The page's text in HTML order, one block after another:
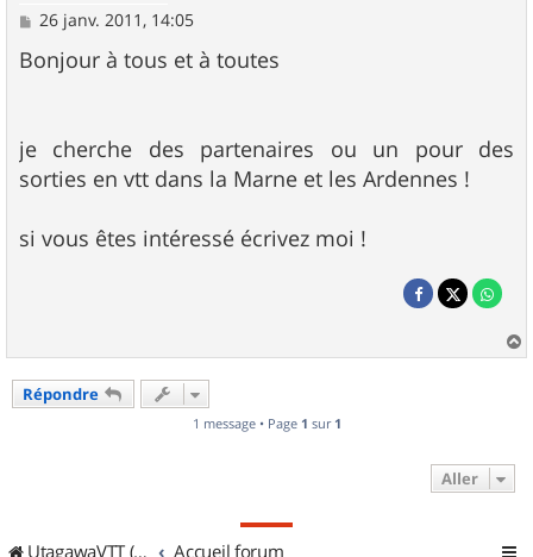
M
s
s
26 janv. 2011, 14:05
Bonjour à tous et à toutes
je cherche des partenaires ou un pour des
sorties en vtt dans la Marne et les Ardennes !
si vous êtes intéressé écrivez moi !
a
Répondre
1 message • Page 1 sur 1
Aller
UtagawaVTT (Randos VTT et VTTAE avec traces GPS) Accueil forum